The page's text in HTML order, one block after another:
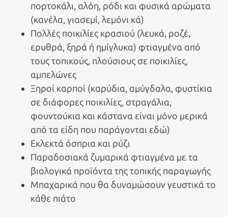
πορτοκάλι, αλόη, ρόδι και φυσικά αρώματα
(κανέλα, γιασεμί, λεμόνι κά)
Πολλές ποικιλίες κρασιού (λευκά, ροζέ,
ερυθρά, ξηρά ή ημίγλυκα) φτιαγμένα από
τους τοπικούς, πλούσιους σε ποικιλίες,
αμπελώνες
Ξηροί καρποί (καρύδια, αμύγδαλα, φυστίκια
σε διάφορες ποικιλίες, στραγάλια,
φουντούκια και κάστανα είναι μόνο μερικά
από τα είδη που παράγονται εδώ)
Εκλεκτά όσπρια και ρύζι
Παραδοσιακά ζυμαρικά φτιαγμένα με τα
βιολογικά προϊόντα της τοπικής παραγωγής
Μπαχαρικά που θα δυναμώσουν γευστικά το
κάθε πιάτο